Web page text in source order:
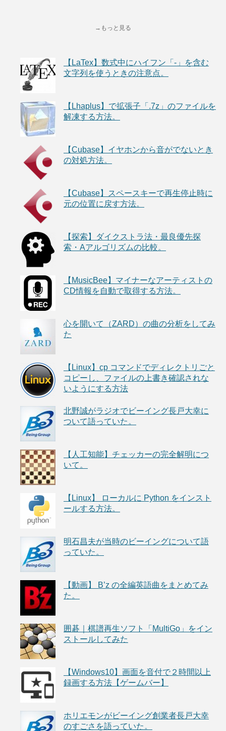
→もっと見る
【LaTex】数式中にハイフン「-」を含む
文字列を使うときの注意点。
【Lhaplus】で拡張子「.7z」のファイルを
解凍する方法。
【Cubase】イヤホンから音がでないとき
の対処方法。
【Cubase】スペースキーで再生停止時に
元の位置に戻す方法。
【探索】ダイクストラ法・最良優先探
索・Aアルゴリズムの比較。
【MusicBee】マイナーなアーティストの
CD情報を自動で取得する方法。
心を開いて（ZARD）の曲の分析をしてみ
た
【Linux】cp コマンドでディレクトリごと
コピーし、ファイルの上書き確認されな
いようにする方法
北野誠がラジオでビーイング長戸大幸に
ついて語っていた。
【人工知能】チェッカーの完全解明につ
いて。
【Linux】 ローカルに Python をインスト
ールする方法。
明石昌夫が当時のビーイングについて語
っていた。
【動画】 B’z の全編英語曲をまとめてみ
た。
囲碁｜棋譜再生ソフト「MultiGo」をイン
ストールしてみた
【Windows10】画面を音付で２時間以上
録画する方法【ゲームバー】
ホリエモンがビーイング創業者長戸大幸
のすごさを語っていた。